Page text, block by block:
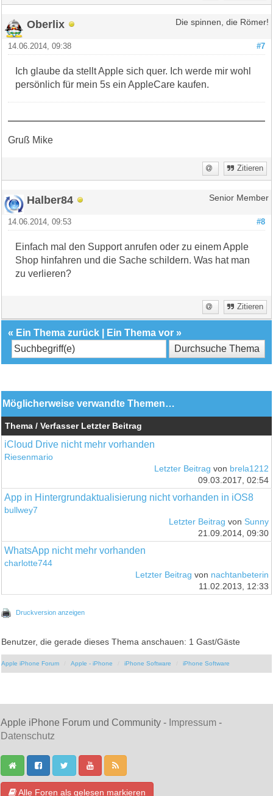
Oberlix Die spinnen, die Römer!
#7
14.06.2014, 09:38
Ich glaube da stellt Apple sich quer. Ich werde mir wohl
persönlich für mein 5s ein AppleCare kaufen.
Gruß Mike
Zitieren
Halber84 Senior Member
#8
14.06.2014, 09:53
Einfach mal den Support anrufen oder zu einem Apple
Shop hinfahren und die Sache schildern. Was hat man
zu verlieren?
Zitieren
« Ein Thema zurück Ein Thema vor »
Möglicherweise verwandte Themen…
Thema / Verfasser Letzter Beitrag
iCloud Drive nicht mehr vorhanden
Riesenmario
Letzter Beitrag von brela1212
09.03.2017, 02:54
App in Hintergrundaktualisierung nicht vorhanden in iOS8
bullwey7
Letzter Beitrag von Sunny
21.09.2014, 09:30
WhatsApp nicht mehr vorhanden
charlotte744
Letzter Beitrag von nachtanbeterin
11.02.2013, 12:33
Druckversion anzeigen
Benutzer, die gerade dieses Thema anschauen: 1 Gast/Gäste
Apple iPhone Forum Apple - iPhone iPhone Software iPhone Software
Apple iPhone Forum und Community - Impressum -
Datenschutz
Alle Foren als gelesen markieren